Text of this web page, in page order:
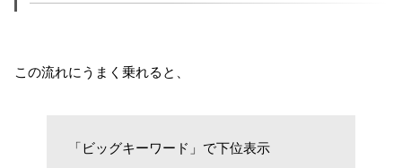
この流れにうまく乗れると、
「ビッグキーワード」で下位表示